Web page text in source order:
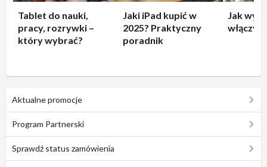
Tablet do nauki,
pracy, rozrywki –
który wybrać?
Jaki iPad kupić w
2025? Praktyczny
poradnik
Jak
włączyć
Aktualne promocje
Program Partnerski
Sprawdź status zamówienia